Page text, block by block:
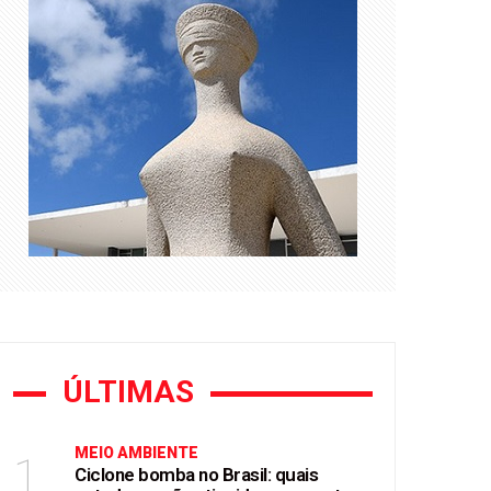
Bolsonaro
ÚLTIMAS
1 MEIO AMBIENTE
Ciclone bomba no Brasil: quais